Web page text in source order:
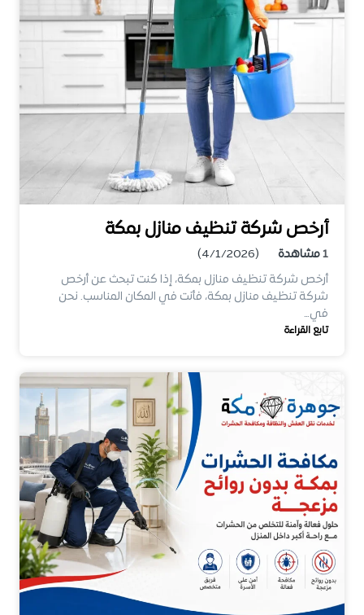
أرخص شركة تنظيف منازل بمكة
1مشاهدة
(4/1/2026)
أرخص شركة تنظيف منازل بمكة، إذا كنت تبحث عن أرخص
شركة تنظيف منازل بمكة، فأنت في المكان المناسب. نحن
في…
تابع القراءة